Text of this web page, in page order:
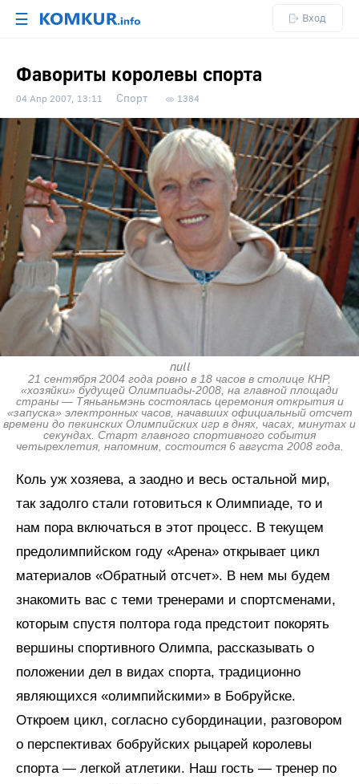
☰ Вход
Фавориты королевы спорта
04 Апр 2007, 13:11 Спорт 1384
null
21 сентября 2004 года ровно в 18 часов в столице КНР,
«хозяйки» будущей Олимпиады-2008, на главной площади
страны — Тяньаньмэнь состоялась церемония открытия и
«запуска» электронных часов, начавших официальный отсчет
времени до пекинских Олимпийских игр в днях, часах, минутах и
секундах. Старт главного спортивного события
четырехлетия, напомним, состоится 6 августа 2008 года.
Коль уж хозяева, а заодно и весь остальной мир,
так задолго стали готовиться к Олимпиаде, то и
нам пора включаться в этот процесс. В текущем
предолимпийском году «Арена» открывает цикл
материалов «Обратный отсчет». В нем мы будем
знакомить вас с теми тренерами и спортсменами,
которым спустя полтора года предстоит покорять
вершины спортивного Олимпа, рассказывать о
положении дел в видах спорта, традиционно
являющихся «олимпийскими» в Бобруйске.
Откроем цикл, согласно субординации, разговором
о перспективах бобруйских рыцарей королевы
спорта — легкой атлетики. Наш гость — тренер по